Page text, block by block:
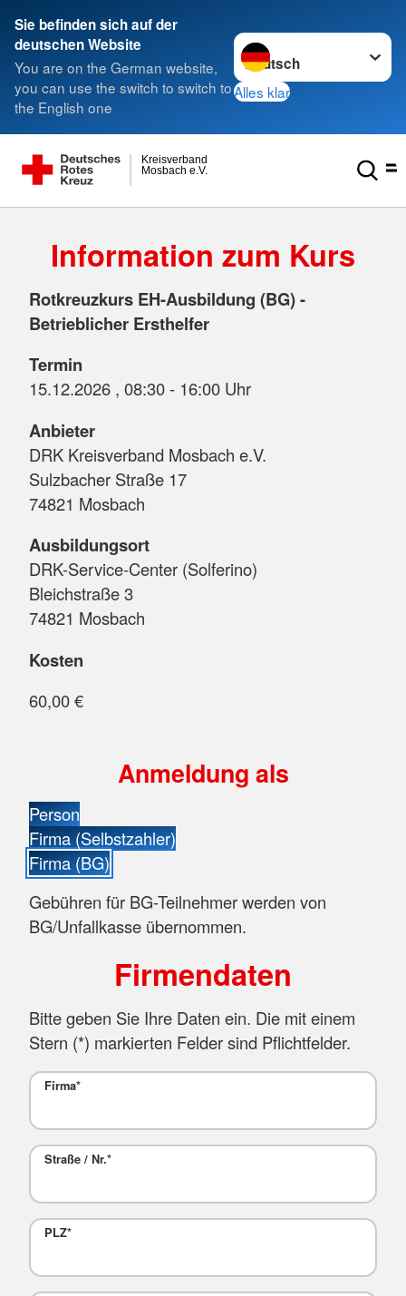
Sie befinden sich auf der
deutschen Website
You are on the German website,
you can use the switch to switch to
the English one
Sprache wechseln zu
Alles klar
Mosbach e.V.
Kreisverband
Information zum Kurs
Rotkreuzkurs EH-Ausbildung (BG) -
Betrieblicher Ersthelfer
Termin
15.12.2026 , 08:30 - 16:00 Uhr
Anbieter
DRK Kreisverband Mosbach e.V.
Sulzbacher Straße 17
74821 Mosbach
Ausbildungsort
DRK-Service-Center (Solferino)
Bleichstraße 3
74821 Mosbach
Kosten
60,00 €
Anmeldung als
Person
Firma (Selbstzahler)
Firma (BG)
Gebühren für BG-Teilnehmer werden von
BG/Unfallkasse übernommen.
Firmendaten
Bitte geben Sie Ihre Daten ein. Die mit einem
Stern (*) markierten Felder sind Pflichtfelder.
Firma*
Straße / Nr.*
PLZ*